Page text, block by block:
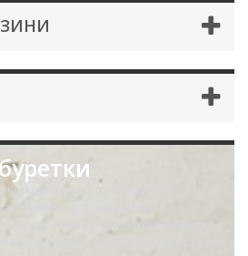
откриете при нас, предлагат
със стилна визия и
Те са специално предназначения да